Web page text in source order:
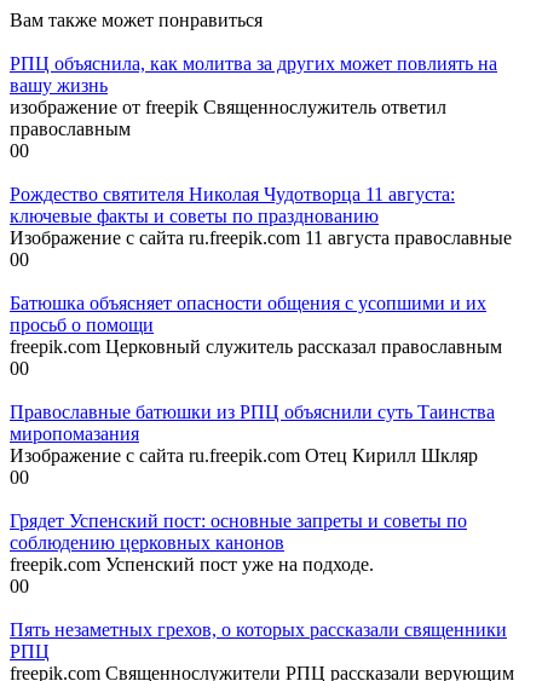
Вам также может понравиться
РПЦ объяснила, как молитва за других может повлиять на
вашу жизнь
изображение от freepik Священнослужитель ответил
православным
00
Рождество святителя Николая Чудотворца 11 августа:
ключевые факты и советы по празднованию
Изображение с сайта ru.freepik.com 11 августа православные
00
Батюшка объясняет опасности общения с усопшими и их
просьб о помощи
freepik.com Церковный служитель рассказал православным
00
Православные батюшки из РПЦ объяснили суть Таинства
миропомазания
Изображение с сайта ru.freepik.com Отец Кирилл Шкляр
00
Грядет Успенский пост: основные запреты и советы по
соблюдению церковных канонов
freepik.com Успенский пост уже на подходе.
00
Пять незаметных грехов, о которых рассказали священники
РПЦ
freepik.com Священнослужители РПЦ рассказали верующим